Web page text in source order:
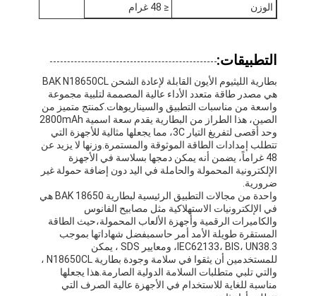
الوزن
≤ 48 غرام
التطبيقات:
بطارية الليثيوم الأيون القابلة لإعادة الشحن BAK N18650CL
هي مصدر طاقة متعدد الأداء عالية المصممة لتلبية مجموعة
واسعة من مناسبات التطبيق والسيناريوهات.كمنتج متميز من
الصين، هذا الطراز من البطارية يقدم سعة اسمية 2800mAh
وحد أقصى لتفريغ التيار 3C، مما يجعلها مثالية للأجهزة التي
تتطلب إمدادات الطاقة الموثوقة والمستمرة.وزنها لا يزيد عن
48 غراماً، يضمن أنه يمكن دمجها بسلاسة في الأجهزة
الإلكترونية المحمولة والحاملة في اليد دون إضافة حمولة غير
ضرورية.
واحدة من مجالات التطبيق الرئيسية لبطارية BAK 18650 هي
في الإلكترونيات الاستهلاكية مثل مصابيح الفانوس
والكاميرات الرقمية وأجهزة الألعاب المحمولة،حيث الطاقة
المستقرة طويلة الأمد أمر حاسمبفضل شهاداتها بموجب
IEC62133، BIS، UN38.3، ومعايير SDS ، يمكن
للمستخدمين أن يثقوا في سلامة وجودة بطارية N18650CL ،
والتي تلبي متطلبات السلامة الدولية الصارمة.هذا يجعلها
مناسبة للغاية للاستخدام في الأجهزة عالية الصرف التي